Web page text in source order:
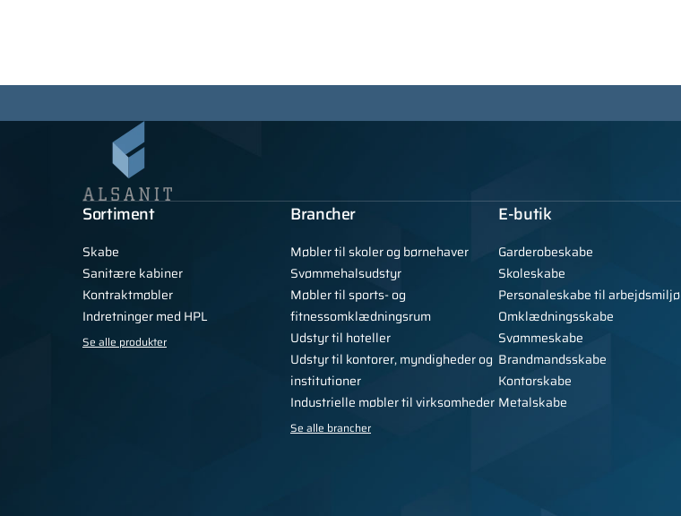
Sortiment
Skabe
Sanitære kabiner
Kontraktmøbler
Indretninger med HPL
Se alle produkter
Brancher
Møbler til skoler og børnehaver
Svømmehalsudstyr
Møbler til sports- og
fitnessomklædningsrum
Udstyr til hoteller
Udstyr til kontorer, myndigheder og
institutioner
Industrielle møbler til virksomheder
Se alle brancher
E-butik
Garderobeskabe
Skoleskabe
Personaleskabe til arbejdsmiljø
Omklædningsskabe
Svømmeskabe
Brandmandsskabe
Kontorskabe
Metalskabe